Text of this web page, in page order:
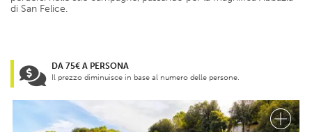
di San Felice.
DA 75€ A PERSONA
Il prezzo diminuisce in base al numero delle persone.